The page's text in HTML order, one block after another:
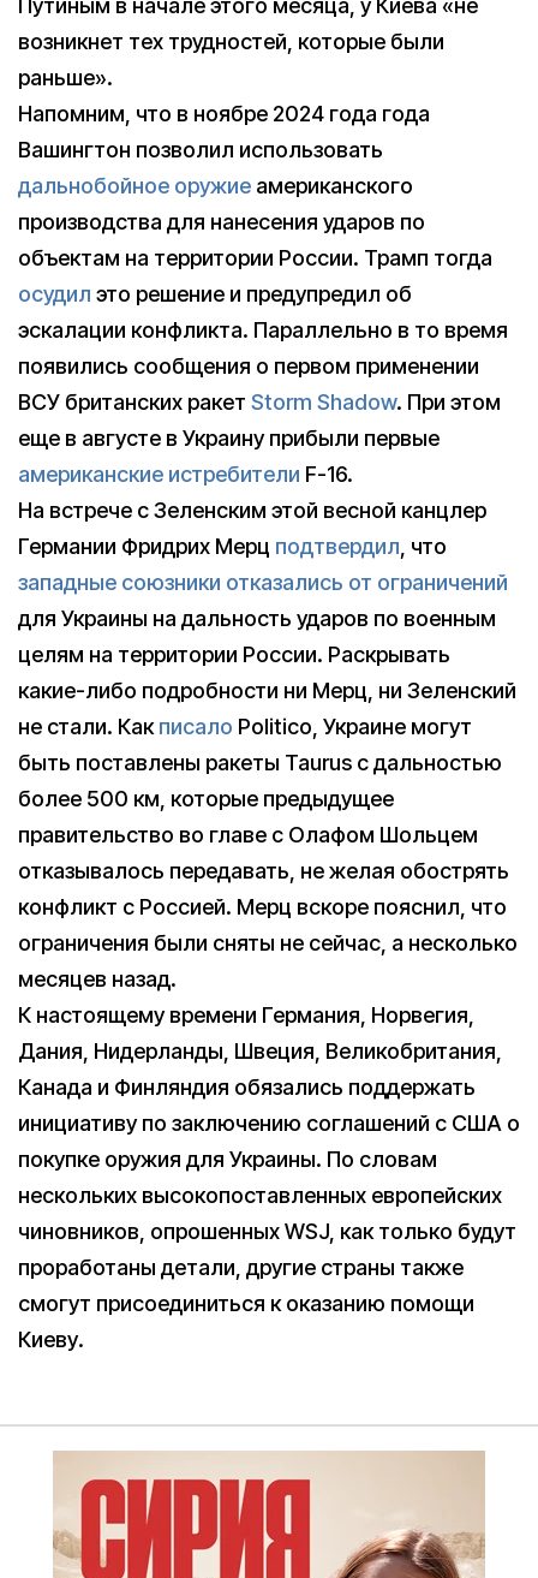
Путиным в начале этого месяца, у Киева «не
возникнет тех трудностей, которые были
раньше».
Напомним, что в ноябре 2024 года года
Вашингтон позволил использовать
дальнобойное оружие американского
производства для нанесения ударов по
объектам на территории России. Трамп тогда
осудил это решение и предупредил об
эскалации конфликта. Параллельно в то время
появились сообщения о первом применении
ВСУ британских ракет Storm Shadow. При этом
еще в августе в Украину прибыли первые
американские истребители F-16.
На встрече с Зеленским этой весной канцлер
Германии Фридрих Мерц подтвердил, что
западные союзники отказались от ограничений
для Украины на дальность ударов по военным
целям на территории России. Раскрывать
какие-либо подробности ни Мерц, ни Зеленский
не стали. Какписало Politico, Украине могут
быть поставлены ракеты Taurus с дальностью
более 500 км, которые предыдущее
правительство во главе с Олафом Шольцем
отказывалось передавать, не желая обострять
конфликт с Россией. Мерц вскоре пояснил, что
ограничения были сняты не сейчас, а несколько
месяцев назад.
К настоящему времени Германия, Норвегия,
Дания, Нидерланды, Швеция, Великобритания,
Канада и Финляндия обязались поддержать
инициативу по заключению соглашений с США о
покупке оружия для Украины. По словам
нескольких высокопоставленных европейских
чиновников, опрошенных WSJ, как только будут
проработаны детали, другие страны также
смогут присоединиться к оказанию помощи
Киеву.